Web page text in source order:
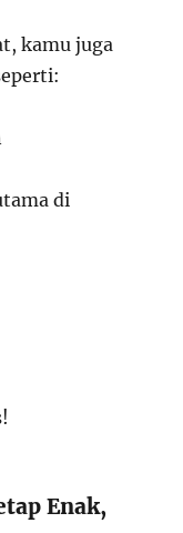
kamu juga
di
Enak,